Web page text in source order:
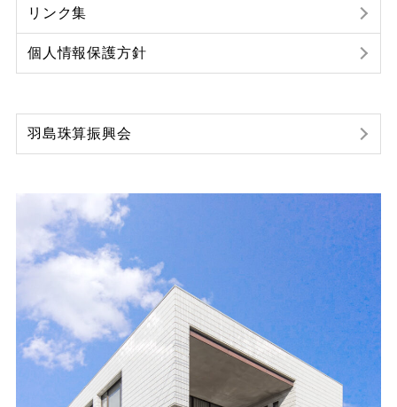
リンク集
個人情報保護方針
羽島珠算振興会